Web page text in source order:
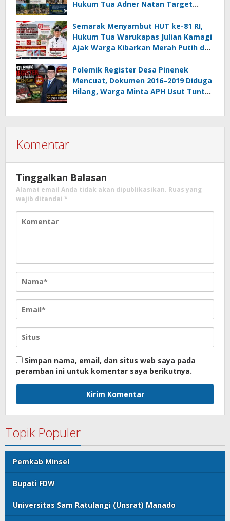
Hukum Tua Adner Natan Target
Semarak Menyambut HUT ke-81 RI,
Hukum Tua Warukapas Julian Kamagi
Ajak Warga Kibarkan Merah Putih dan
Polemik Register Desa Pinenek
Mencuat, Dokumen 2016–2019 Diduga
Hilang, Warga Minta APH Usut Tuntas
Komentar
Tinggalkan Balasan
Alamat email Anda tidak akan dipublikasikan. Ruas yang
wajib ditandai *
Simpan nama, email, dan situs web saya pada
peramban ini untuk komentar saya berikutnya.
Topik Populer
Pemkab Minsel
Bupati FDW
Universitas Sam Ratulangi (Unsrat) Manado